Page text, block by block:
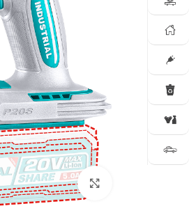
Click to enlarge